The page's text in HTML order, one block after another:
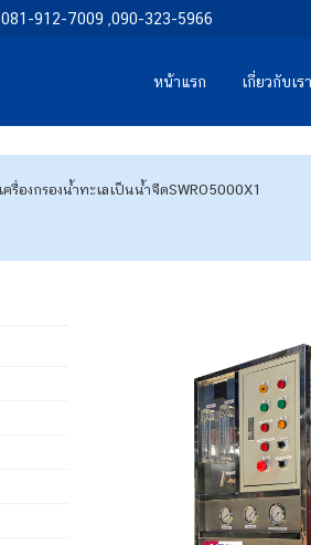
912-7009 ,090-323-5966
หน้าแรก เกี่ยวกับเรา
ครื่องกรองน้ำทะเลเป็นน้ำจืดSWRO5000X1